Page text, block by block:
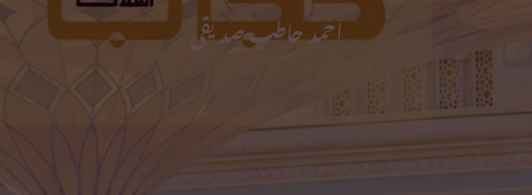
احمد حاطب صدیقی